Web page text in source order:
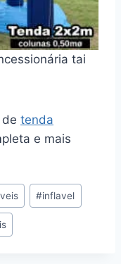
tai
tenda
e mais
#inflavel